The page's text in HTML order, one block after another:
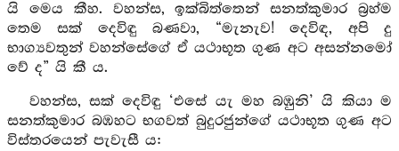
යි මෙය කීහ. වහන්ස, ඉක්බිත්තෙන් සනත්කුමාර බ්‍රහ්ම
තෙම සක් දෙවිඳු බණවා, “මැනැව! දෙවිඳ, අපි දු
භාග්‍යවතුන් වහන්සේගේ ඒ යථාභූත ගුණ අට අසන්නමෝ
වේ ද” යි කී ය.
වහන්ස, සක් දෙවිඳු ‘එසේ යැ මහ බඹුනි’ යි කියා ම
සනත්කුමාර බඹහට භගවත් බුදුරජුන්ගේ යථාභූත ගුණ අට
විස්තරයෙන් පැවැසී ය: